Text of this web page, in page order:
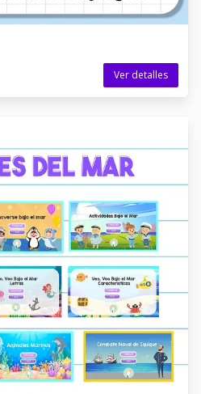
Ver detalles